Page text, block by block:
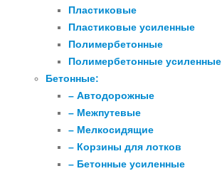
Пластиковые
Пластиковые усиленные
Полимербетонные
Полимербетонные усиленные
Бетонные:
– Автодорожные
– Межпутевые
– Мелкосидящие
– Корзины для лотков
– Бетонные усиленные